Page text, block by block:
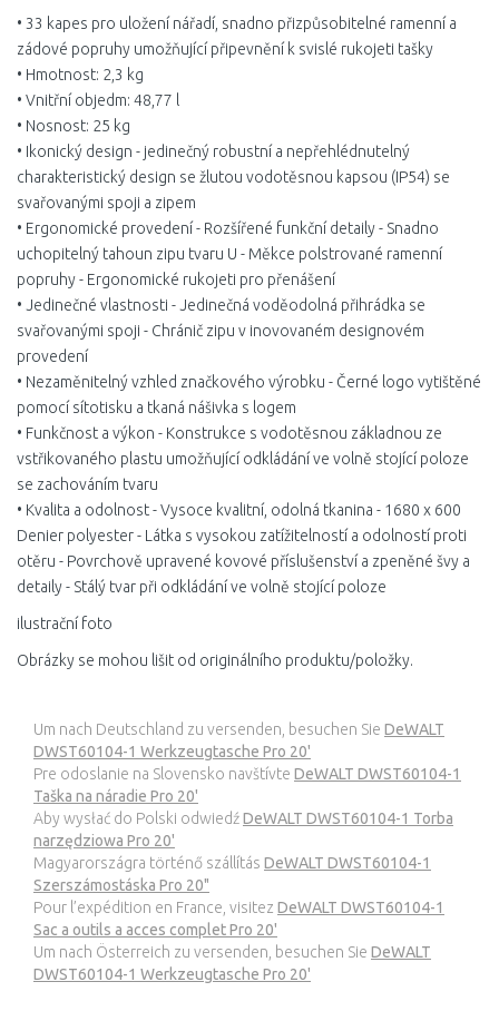
• 33 kapes pro uložení nářadí, snadno přizpůsobitelné ramenní a
zádové popruhy umožňující připevnění k svislé rukojeti tašky
• Hmotnost: 2,3 kg
• Vnitřní objedm: 48,77 l
• Nosnost: 25 kg
• Ikonický design - jedinečný robustní a nepřehlédnutelný
charakteristický design se žlutou vodotěsnou kapsou (IP54) se
svařovanými spoji a zipem
• Ergonomické provedení - Rozšířené funkční detaily - Snadno
uchopitelný tahoun zipu tvaru U - Měkce polstrované ramenní
popruhy - Ergonomické rukojeti pro přenášení
• Jedinečné vlastnosti - Jedinečná voděodolná přihrádka se
svařovanými spoji - Chránič zipu v inovovaném designovém
provedení
• Nezaměnitelný vzhled značkového výrobku - Černé logo vytištěné
pomocí sítotisku a tkaná nášivka s logem
• Funkčnost a výkon - Konstrukce s vodotěsnou základnou ze
vstřikovaného plastu umožňující odkládání ve volně stojící poloze
se zachováním tvaru
• Kvalita a odolnost - Vysoce kvalitní, odolná tkanina - 1680 x 600
Denier polyester - Látka s vysokou zatížitelností a odolností proti
otěru - Povrchově upravené kovové příslušenství a zpeněné švy a
detaily - Stálý tvar při odkládání ve volně stojící poloze
ilustrační foto
Obrázky se mohou lišit od originálního produktu/položky.
Um nach Deutschland zu versenden, besuchen Sie DeWALT
DWST60104-1 Werkzeugtasche Pro 20'
Pre odoslanie na Slovensko navštívte DeWALT DWST60104-1
Taška na náradie Pro 20'
Aby wysłać do Polski odwiedźDeWALT DWST60104-1 Torba
narzędziowa Pro 20'
Magyarországra történő szállítás DeWALT DWST60104-1
Szerszámostáska Pro 20"
Pour l’expédition en France, visitez DeWALT DWST60104-1
Sac a outils a acces complet Pro 20'
Um nach Österreich zu versenden, besuchen Sie DeWALT
DWST60104-1 Werkzeugtasche Pro 20'